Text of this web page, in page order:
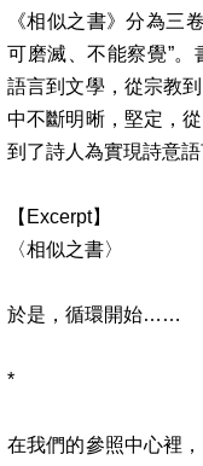
《相似之書》分為三
可磨滅、不能察覺”。
語言到文學，從宗教
中不斷明晰，堅定，
到了詩人為實現詩意
【 Excerpt】
〈相似之書〉
於是，循環開始……
*
在我們的參照中心裡